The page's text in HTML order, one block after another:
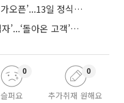
2000억 수혈받은 홈플러스 ‘오늘 가오픈’...13일 정식 개장 시험대
쿠팡, 3대 악재 속 상반기 ‘최대 적자’...‘돌아온 고객’에 수익성 반등 주목
슬퍼요
0
추가취재 원해요
0